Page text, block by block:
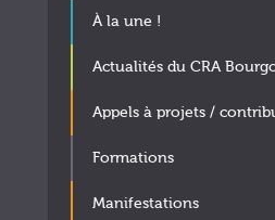
À la une !
Actualités du CRA
Appels à projets /
Formations
Manifestations